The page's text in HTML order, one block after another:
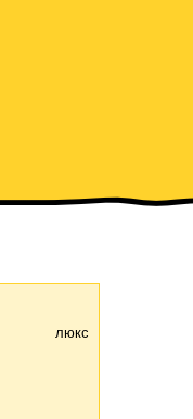
люкс